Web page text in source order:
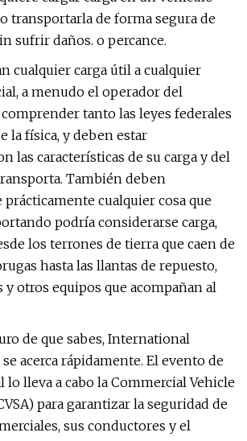
transportarla de forma segura de
sufrir daños. o percance.
cualquier carga útil a cualquier
a menudo el operador del
tanto las leyes federales
la física, y deben estar
las características de su carga y del
También deben
cualquier cosa que
podría considerarse carga,
los terrones de tierra que caen de
hasta las llantas de repuesto,
otros equipos que acompañan al
de que sabes, International
acerca rápidamente. El evento de
lo lleva a cabo la Commercial Vehicle
para garantizar la seguridad de
sus conductores y el